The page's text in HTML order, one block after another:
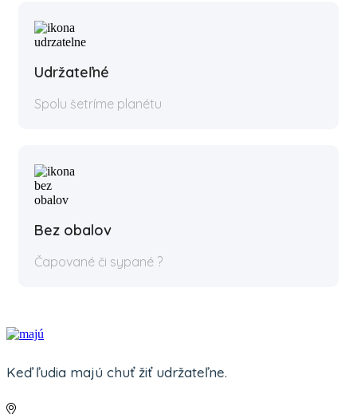
Udržateľné
Spolu šetríme planétu
Bez obalov
Čapované či sypané ?
Keď ľudia majú chuť žiť udržateľne.